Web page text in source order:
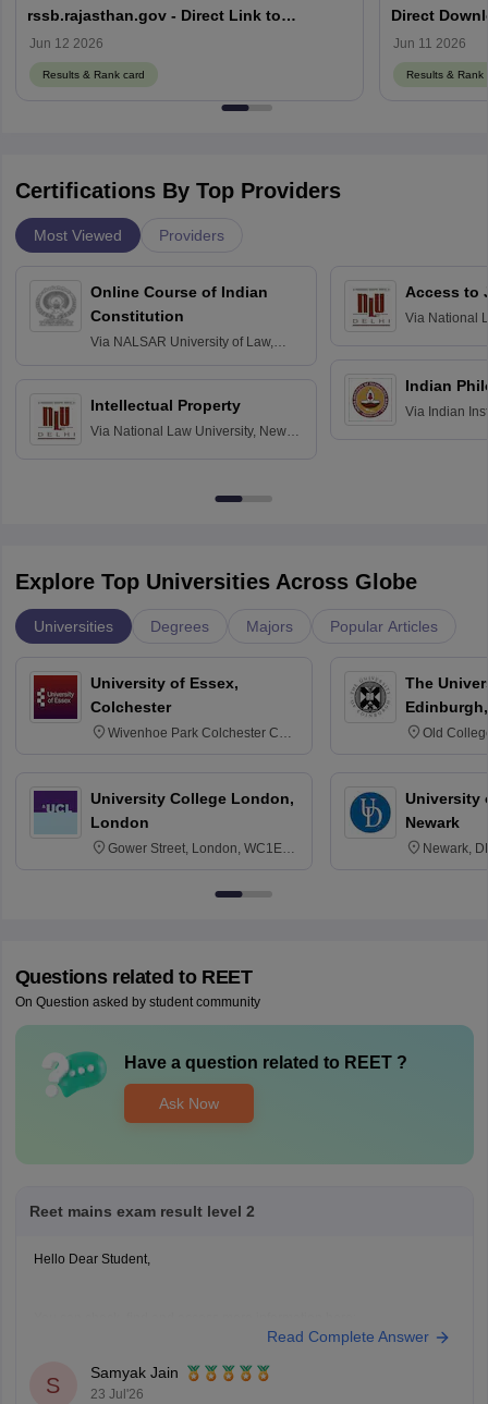
rssb.rajasthan.gov - Direct Link to
Download PDF
Jun 12 2026
Results & Rank card
Direct
Jun 11 2026
Results & Rank
Certifications By Top Providers
Most Viewed Providers
Online Course of Indian
Constitution
Via NALSAR University of Law,
Intellectual Property
Via National Law University, New
Access to
Via National
Indian
Via Indian
Explore Top Universities Across Globe
Universities Degrees Majors Popular Articles
University of Essex,
Colchester
Wivenhoe Park Colchester CO4
University College London,
London
Gower Street, London, WC1E
The
Old
University
Newark
Newark,
Questions related to REET
On Question asked by student community
Have a question related to REET?
Ask Now
Reet mains exam result level 2
Hello Dear Student,
https://competition.careers360.com/articles/reet-mains-
level-2-result-2026-out
Read Complete Answer
S
Samyak Jain
23 Jul'26